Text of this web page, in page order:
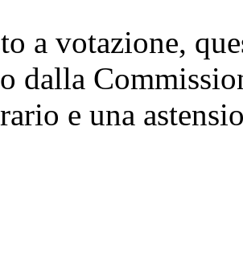
a votazione,
dalla
e una